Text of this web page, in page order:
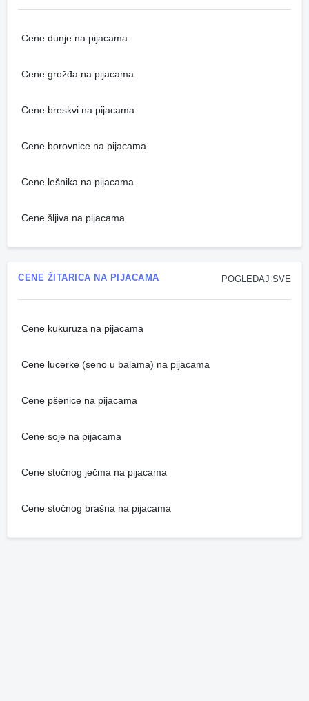
Cene dunje na pijacama
Cene grožđa na pijacama
Cene breskvi na pijacama
Cene borovnice na pijacama
Cene lešnika na pijacama
Cene šljiva na pijacama
POGLEDAJ SVE
CENE ŽITARICA NA PIJACAMA
Cene kukuruza na pijacama
Cene lucerke (seno u balama) na pijacama
Cene pšenice na pijacama
Cene soje na pijacama
Cene stočnog ječma na pijacama
Cene stočnog brašna na pijacama